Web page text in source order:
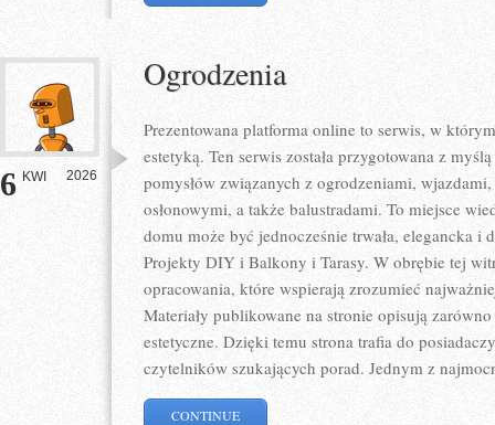
6 KWI 2026
Ogrodzenia
Prezentowana platforma online to serwis, w
estetyką. Ten serwis została przygotowana z
pomysłów związanych z ogrodzeniami,
osłonowymi, a także balustradami. To miejsce
domu może być jednocześnie trwała, elegancka i
Projekty DIY i Balkony i Tarasy. W obrębie tej
opracowania, które wspierają zrozumieć
Materiały publikowane na stronie opisują
estetyczne. Dzięki temu strona trafia do
czytelników szukających porad. Jednym z
CONTINUE